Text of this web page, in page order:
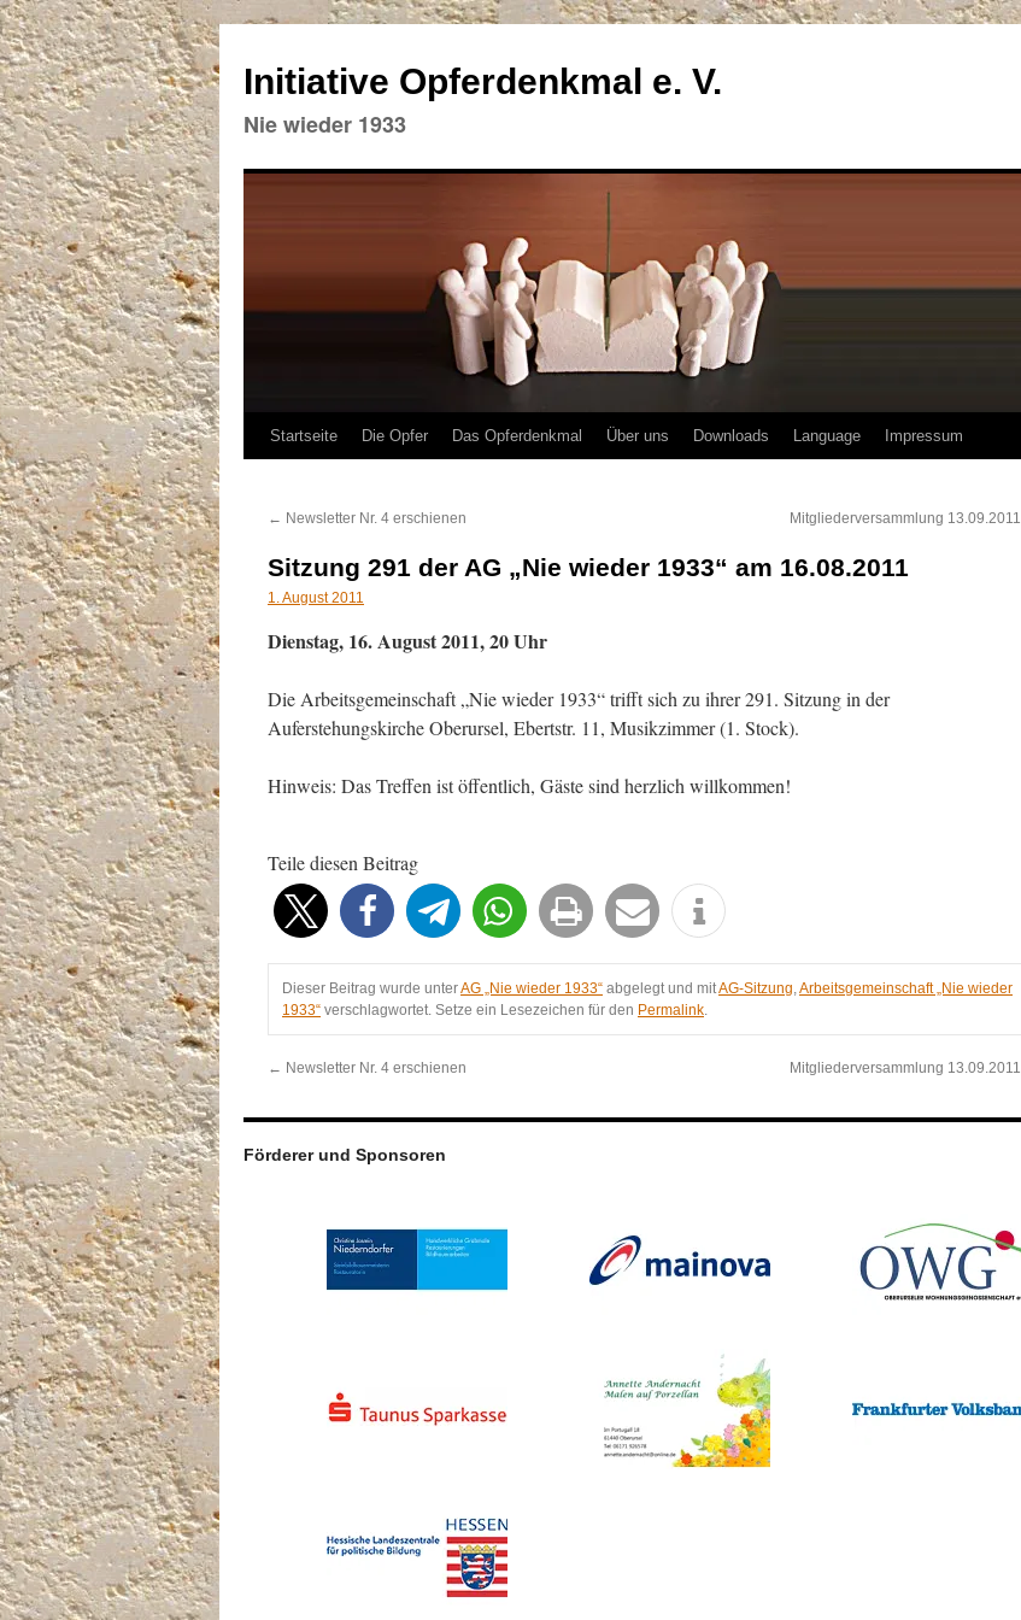
Initiative Opferdenkmal e. V.
Nie wieder 1933
Zum
springen
Startseite Die Opfer Das Opferdenkmal Über uns Downloads Language Impressum
← Newsletter Nr. 4 erschienen Mitgliederversammlung 13.09.2011
Sitzung 291 der AG „Nie wieder 1933“ am 16.08.2011
1. August 2011
Dienstag, 16. August 2011, 20 Uhr
Die Arbeitsgemeinschaft „Nie wieder 1933“ trifft sich zu ihrer 291. Sitzung in der
Auferstehungskirche Oberursel, Ebertstr. 11, Musikzimmer (1. Stock).
Hinweis: Das Treffen ist öffentlich, Gäste sind herzlich willkommen!
Teile diesen Beitrag
Dieser Beitrag wurde unterAG „Nie wieder 1933“ abgelegt und mitAG-Sitzung,Arbeitsgemeinschaft „Nie wieder
1933“ verschlagwortet. Setze ein Lesezeichen für den Permalink.
← Newsletter Nr. 4 erschienen Mitgliederversammlung 13.09.2011
Förderer und Sponsoren